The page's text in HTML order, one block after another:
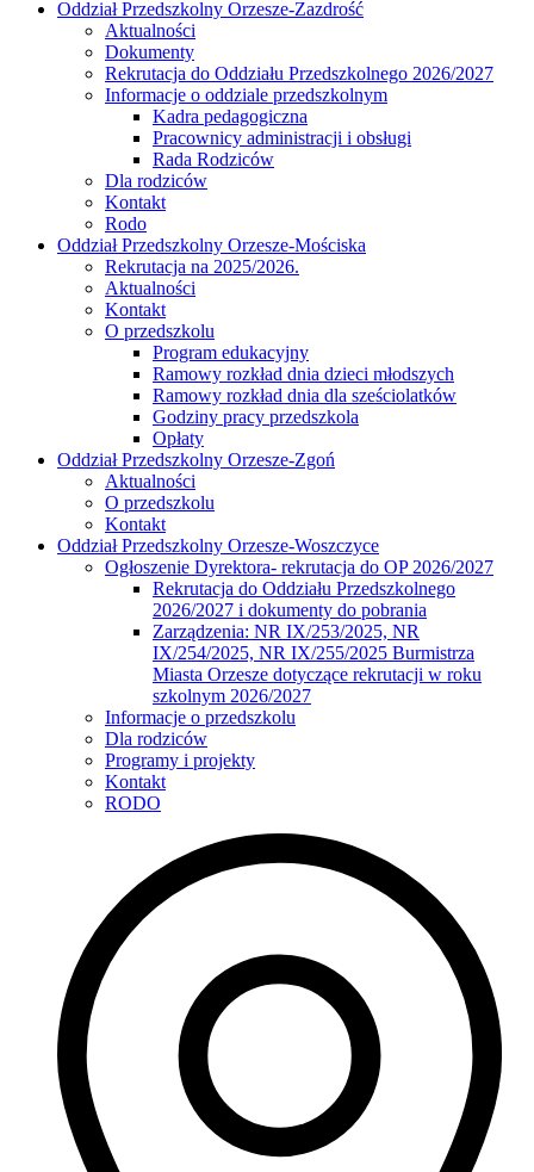
Oddział Przedszkolny Orzesze-Zazdrość
Aktualności
Dokumenty
Rekrutacja do Oddziału Przedszkolnego 2026/2027
Informacje o oddziale przedszkolnym
Kadra pedagogiczna
Pracownicy administracji i obsługi
Rada Rodziców
Dla rodziców
Kontakt
Rodo
Oddział Przedszkolny Orzesze-Mościska
Rekrutacja na 2025/2026.
Aktualności
Kontakt
O przedszkolu
Program edukacyjny
Ramowy rozkład dnia dzieci młodszych
Ramowy rozkład dnia dla sześciolatków
Godziny pracy przedszkola
Opłaty
Oddział Przedszkolny Orzesze-Zgoń
Aktualności
O przedszkolu
Kontakt
Oddział Przedszkolny Orzesze-Woszczyce
Ogłoszenie Dyrektora- rekrutacja do OP 2026/2027
Rekrutacja do Oddziału Przedszkolnego
2026/2027 i dokumenty do pobrania
Zarządzenia: NR IX/253/2025, NR
IX/254/2025, NR IX/255/2025 Burmistrza
Miasta Orzesze dotyczące rekrutacji w roku
szkolnym 2026/2027
Informacje o przedszkolu
Dla rodziców
Programy i projekty
Kontakt
RODO